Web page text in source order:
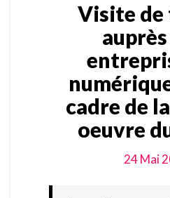
de
de
3
du
Visite
cadre de
oeuvre
24 Mai